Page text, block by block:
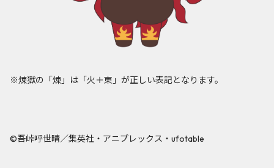
※煉獄の「煉」は「火＋東」が正しい表記となります。
©吾峠呼世晴／集英社・アニプレックス・ufotable